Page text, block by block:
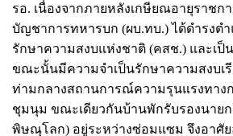
รอ. เนื่องจากภายหลังเกษียณอายุราชก
บัญชาการทหารบก (ผบ.ทบ.) ได้ดำรงต
รักษาความสงบแห่งชาติ (คสช.) และเป็
ขณะนั้นมีความจำเป็นรักษาความสงบเ
ท่ามกลางสถานการณ์ความรุนแรงทาง
ชุมนุม ขณะเดียวกันบ้านพักรับรองนาย
พิษณุโลก) อยู่ระหว่างซ่อมแซม จึงอาศั